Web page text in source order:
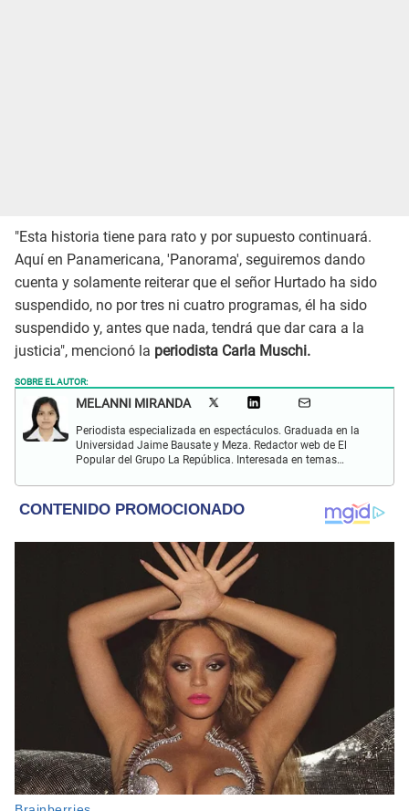
"Esta historia tiene para rato y por supuesto continuará.
Aquí en Panamericana, 'Panorama', seguiremos dando
cuenta y solamente reiterar que el señor Hurtado ha sido
suspendido, no por tres ni cuatro programas, él ha sido
suspendido y, antes que nada, tendrá que dar cara a la
justicia", mencionó la periodista Carla Muschi.
SOBRE EL AUTOR:
MELANNI MIRANDA
Periodista especializada en espectáculos. Graduada en la
Universidad Jaime Bausate y Meza. Redactor web de El
Popular del Grupo La República. Interesada en temas
series y deporte. Gusto por la locución y el baile.